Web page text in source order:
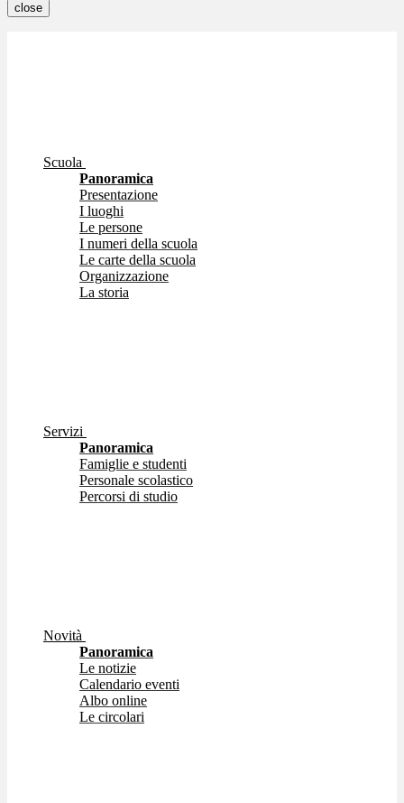
close
Scuola
Panoramica
Presentazione
I luoghi
Le persone
I numeri della scuola
Le carte della scuola
Organizzazione
La storia
Servizi
Panoramica
Famiglie e studenti
Personale scolastico
Percorsi di studio
Novità
Panoramica
Le notizie
Calendario eventi
Albo online
Le circolari